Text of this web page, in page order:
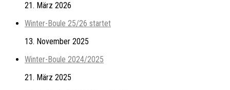
21. März 2026
Winter-Boule 25/26 startet
13. November 2025
Winter-Boule 2024/2025
21. März 2025